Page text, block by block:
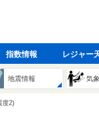
指数情報 レジャー
地震情報 気
度2)